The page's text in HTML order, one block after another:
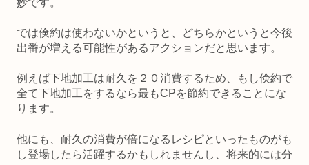
では倹約は使わないかというと、どちらかというと今後
出番が増える可能性があるアクションだと思います。
例えば下地加工は耐久を２０消費するため、もし倹約で
全て下地加工をするなら最もCPを節約できることにな
ります。
他にも、耐久の消費が倍になるレシピといったものがも
し登場したら活躍するかもしれませんし、将来的には分